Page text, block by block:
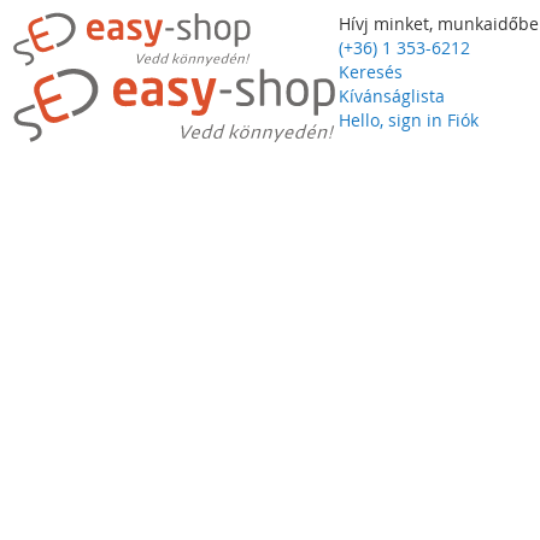
Hívj minket,
(+36) 1 353-6212
Keresés
Kívánságlista
Hello, sign in Fiók